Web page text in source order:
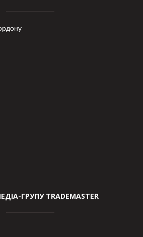
ГРУПУ TRADEMASTER